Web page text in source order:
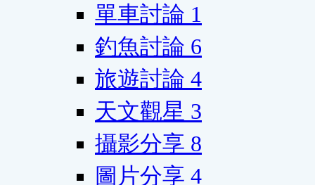
單車討論 1
釣魚討論 6
旅遊討論 4
天文觀星 3
攝影分享 8
圖片分享 4